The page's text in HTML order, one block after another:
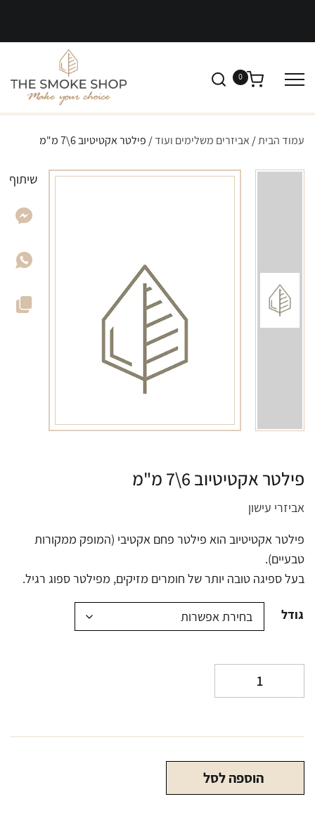
0
עמוד הבית/ אביזרים משלימים ועוד/ פילטר אקטיטיוב 6\7 מ"מ
פילטר אקטיטיוב 6\7 מ"מ
אביזרי עישון
פילטר אקטיטיוב הוא פילטר פחם אקטיבי (המופק ממקורות
טבעיים).
בעל ספיגה טובה יותר של חומרים מזיקים, מפילטר ספוג רגיל.
גודל
הוספה לסל
שיתוף